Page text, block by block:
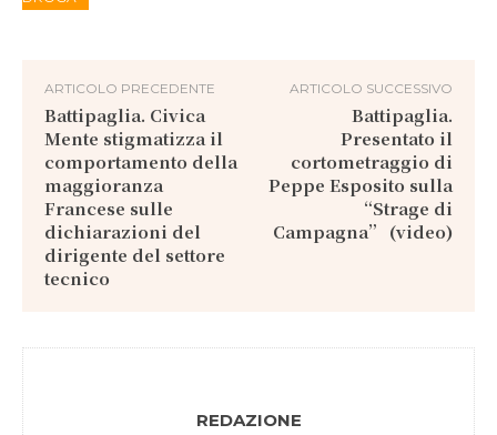
ARTICOLO PRECEDENTE
Battipaglia. Civica
Mente stigmatizza il
comportamento della
maggioranza
Francese sulle
dichiarazioni del
dirigente del settore
tecnico
ARTICOLO SUCCESSIVO
Battipaglia.
Presentato il
cortometraggio di
Peppe Esposito sulla
“Strage di
Campagna” (video)
REDAZIONE